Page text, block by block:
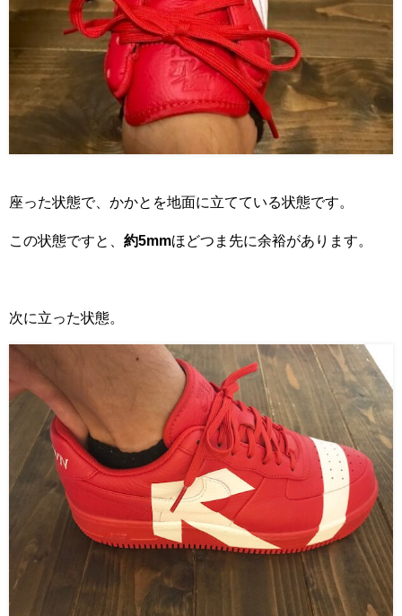
座った状態で、かかとを地面に立てている状態です。
この状態ですと、 約5mmほどつま先に余裕があります。
次に立った状態。